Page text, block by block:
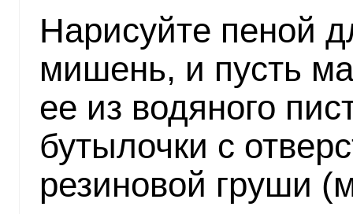
Нарисуйте пеной
мишень, и пусть
ее из водяного
бутылочки с
резиновой груши